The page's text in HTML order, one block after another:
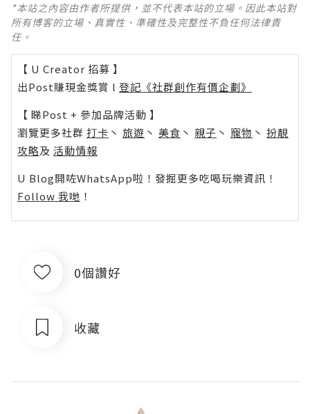
*本站之內容由作者所提供，並不代表本站的立場。因此本站對
所有博客的立場、真實性、準確性及完整性不負任何法律責
任。
【 U Creator 招募 】
出Post賺現金獎賞 l 登記《社群創作有價企劃》
【 睇Post + 參加品牌活動 】
瀏覽更多社群 打卡 丶 旅遊 丶 美食 丶 親子 丶 寵物 丶 扮靚
攻略及 活動情報
U Blog開咗WhatsApp啦！發掘更多吃喝玩樂資訊！
Follow 我哋 ！
0個讚好
收藏